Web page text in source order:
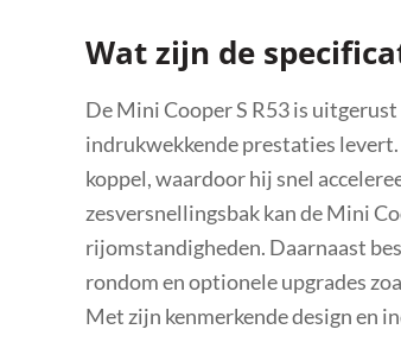
Wat zijn de
De Mini Cooper S R53 is
indrukwekkende prestaties
koppel, waardoor hij snel
zesversnellingsbak kan de Mini
rijomstandigheden. Daarnaast
rondom en optionele upgrades
Met zijn kenmerkende design en